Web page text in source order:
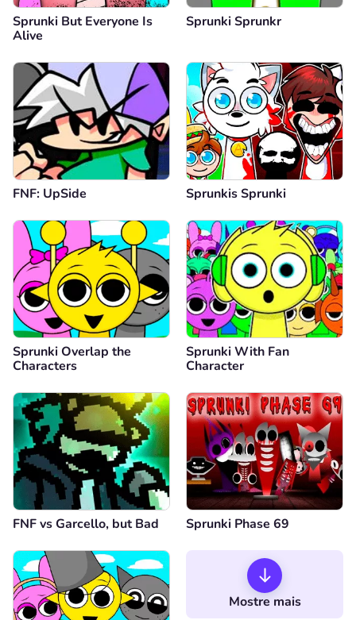
Sprunki But Everyone Is
Alive
Sprunki Sprunkr
FNF: UpSide Sprunkis Sprunki
Sprunki Overlap the
Characters
Sprunki With Fan
Character
FNF vs Garcello, but Bad Sprunki Phase 69
Mostre mais